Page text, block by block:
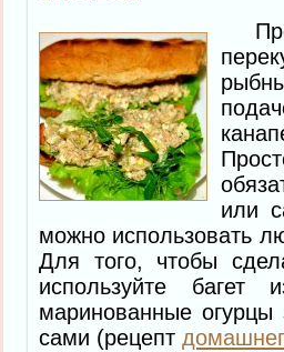
или
можно использовать
Для того, чтобы
используйте
маринованные огурцы
сами (рецепт